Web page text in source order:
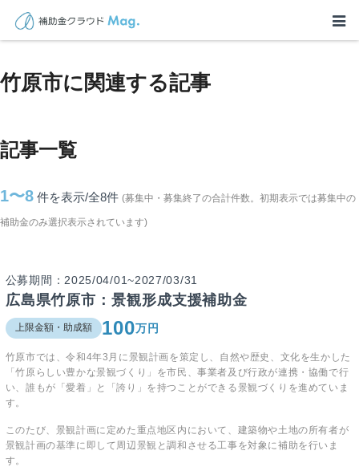
TOP > 補助金・助成金詳細>広島県
竹原市に関連する記事
記事一覧
1〜8 件を表示/全8件 (募集中・募集終了の合計件数。初期表示では募集中の
補助金のみ選択表示されています)
公募期間：2025/04/01~2027/03/31
広島県竹原市：景観形成支援補助金
上限金額・助成額 100万円
竹原市では、令和4年3月に景観計画を策定し、自然や歴史、文化を生かした
「竹原らしい豊かな景観づくり」を市民、事業者及び行政が連携・協働で行
い、誰もが「愛着」と「誇り」を持つことができる景観づくりを進めていま
す。
このたび、景観計画に定めた重点地区内において、建築物や土地の所有者が
景観計画の基準に即して周辺景観と調和させる工事を対象に補助を行いま
す。